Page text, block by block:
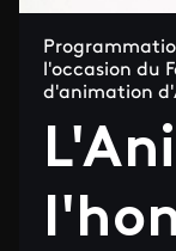
l'occasion du
d'animation